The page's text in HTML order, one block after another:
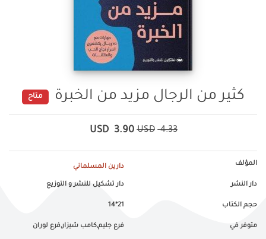
كثير من الرجال مزيد من الخبرة متاح
4.33
USD
3.90
USD
المؤلف دارين المسلماني
دار النشر دار تشكيل للنشر و التوزيع
حجم الكتاب 21*14
متوفر في فرع جليم,كامب شيزار,فرع لوران